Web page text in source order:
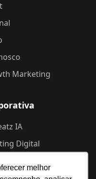
melhor
Marketing
IA
Digital